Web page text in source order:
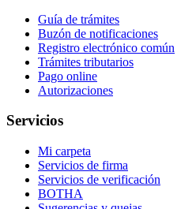
Guía de trámites
Buzón de notificaciones
Registro electrónico común
Trámites tributarios
Pago online
Autorizaciones
Servicios
Mi carpeta
Servicios de firma
Servicios de verificación
BOTHA